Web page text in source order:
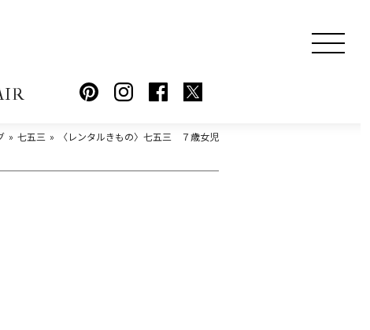
七五三 〈レンタルきもの〉七五三 ７歳女児